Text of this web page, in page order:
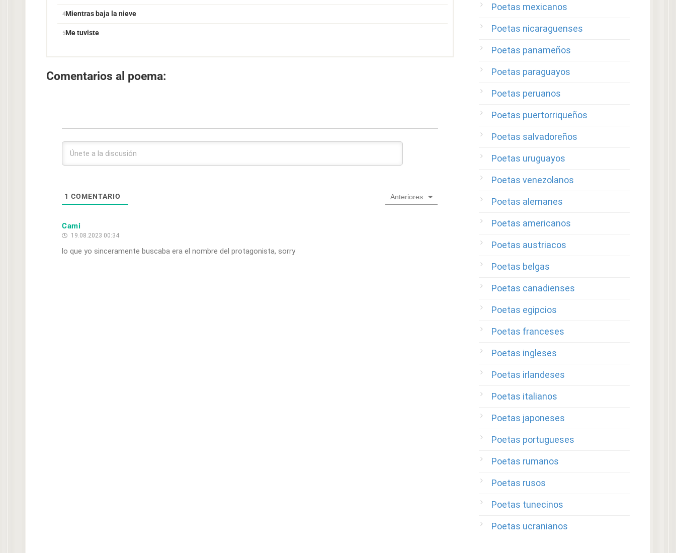
Mientras baja la nieve
Me tuviste
Comentarios al poema:
1 COMENTARIO Anteriores
Cami
19.08.2023 00:34
lo que yo sinceramente buscaba era el nombre del protagonista, sorry
Poetas mexicanos
Poetas nicaraguenses
Poetas panameños
Poetas paraguayos
Poetas peruanos
Poetas puertorriqueños
Poetas salvadoreños
Poetas uruguayos
Poetas venezolanos
Poetas alemanes
Poetas americanos
Poetas austriacos
Poetas belgas
Poetas canadienses
Poetas egipcios
Poetas franceses
Poetas ingleses
Poetas irlandeses
Poetas italianos
Poetas japoneses
Poetas portugueses
Poetas rumanos
Poetas rusos
Poetas tunecinos
Poetas ucranianos